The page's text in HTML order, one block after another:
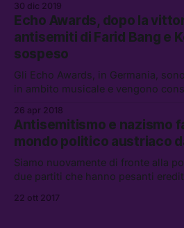
episodio di “terrorismo interno.”
30 dic 2019
Echo Awards, dopo la
antisemiti di Farid Bang e
sospeso
Gli Echo Awards, in Germania,
in ambito musicale e vengono
consegna […]
26 apr 2018
Antisemitismo e nazismo
mondo politico austriaco
Siamo nuovamente di fronte alla
due partiti che hanno pesanti
22 ott 2017